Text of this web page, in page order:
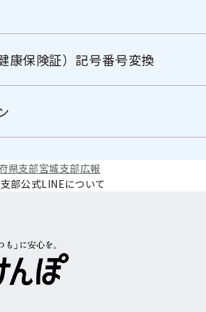
康保険証）記号番号変換
県支部宮城支部広報
部公式LINEについて